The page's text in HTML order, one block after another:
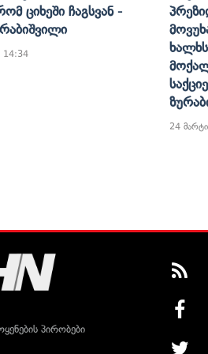
Ციხეში Ჩაგსვან -
14:34
24
პირობები